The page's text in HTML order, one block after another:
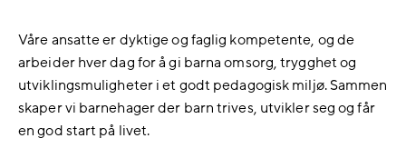
Våre ansatte er dyktige og faglig kompetente, og de
arbeider hver dag for å gi barna omsorg, trygghet og
utviklingsmuligheter i et godt pedagogisk miljø. Sammen
skaper vi barnehager der barn trives, utvikler seg og får
en god start på livet.